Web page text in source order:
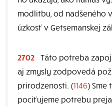
modlitbu, od nadšeného
úzkosť v Getsemanskej
2702 Táto potreba
aj zmysly zodpovedá
prirodzenosti. (1146) Sme
pociťujeme potrebu